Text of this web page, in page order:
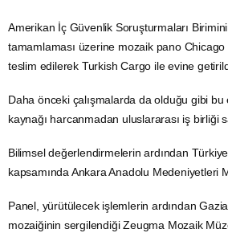
Amerikan İç Güvenlik Soruşturmaları
tamamlaması üzerine mozaik pano
teslim edilerek Turkish Cargo ile evine
Daha önceki çalışmalarda da olduğu gibi
kaynağı harcanmadan uluslararası iş birliği
Bilimsel değerlendirmelerin ardından
kapsamında AnkaraAnadolu Medeniyetleri
Panel, yürütülecek işlemlerin ardından
mozaiğinin sergilendiği Zeugma Mozaik